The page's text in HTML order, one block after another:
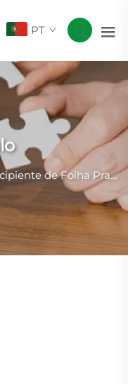
PT
de Folha Prateada com Rugas Comuns